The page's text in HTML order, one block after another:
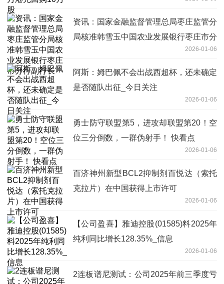
资讯：国家金融监督管理总局枣庄监管分
局核准韩雪玉中国农业发展银行枣庄市分
2026-01-06
阿斯：姆巴佩不会出战西超杯，还未确定
是否随队出征_今日关注
2026-01-06
勇士防守联盟第5，进攻却联盟第20！空
位三分倒数，一群伪射手！ 快看点
2026-01-06
百济神州新型BCL2抑制剂百悦达（索托
克拉片）在中国获得上市许可
2026-01-06
【公司盈喜】雅迪控股(01585)料2025年
纯利同比增长128.35%_信息
2026-01-06
2连板谱尼测试：公司2025年前三季度亏